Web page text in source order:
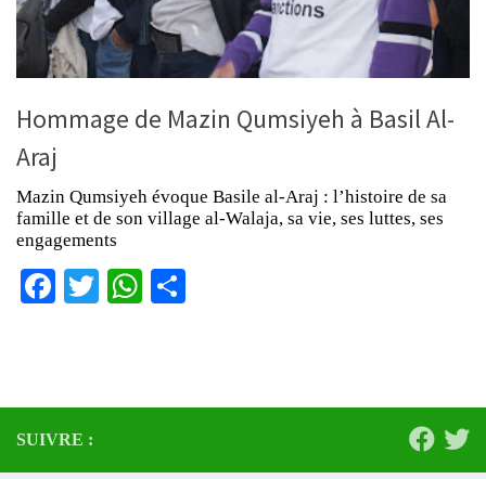
Hommage de Mazin Qumsiyeh à Basil Al-
Araj
Mazin Qumsiyeh évoque Basile al-Araj : l’histoire de sa
famille et de son village al-Walaja, sa vie, ses luttes, ses
engagements
Facebook
TwitterWhatsApp
SUIVRE :